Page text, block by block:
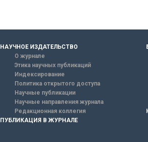
НАУЧНОЕ ИЗДАТЕЛЬСТВО
О журнале
Этика научных публикаций
Индексирование
Политика открытого доступа
Научные публикации
Научные направления журнала
Редакционная коллегия
ПУБЛИКАЦИЯ В ЖУРНАЛЕ